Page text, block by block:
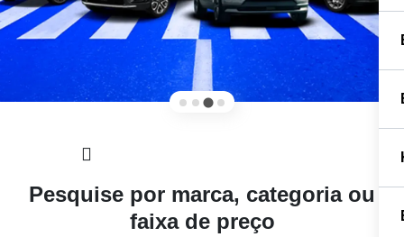
Pesquise por marca, categoria ou
faixa de preço